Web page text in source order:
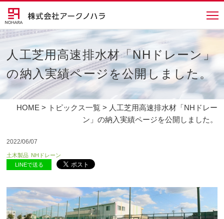
人工芝用高速排水材「NHドレーン」
の納入実績ページを公開しました。
HOME > トピックス一覧 > 人工芝用高速排水材「NHドレー
ン」の納入実績ページを公開しました。
2022/06/07
土木製品 NHドレーン
LINEで送る